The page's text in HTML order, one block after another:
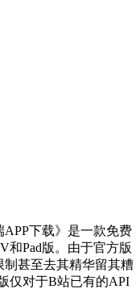
下载》是一款免费
和Pad版。由于官方版
甚至去其精华留其糟
仅对于B站已有的API